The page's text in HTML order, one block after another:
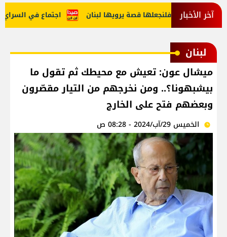
آخر الأخبار اجتماع في السراي... فلنجعلها قصة يرويها لبنان
لبنان
ميشال عون: تعيش مع محيطك ثم تقول ما
بيشبهونا؟.. ومن نخرجهم من التيار مقصّرون
وبعضهم فتح على الخارج
الخميس 29/آب/2024 - 08:28 ص